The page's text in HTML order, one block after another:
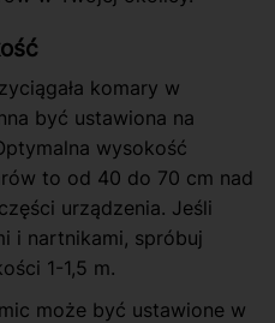
komary w
być ustawiona na
wysokość
to od 40 do 70 cm nad
urządzenia. Jeśli
i nartnikami, spróbuj
1-1,5 m.
może być ustawione w